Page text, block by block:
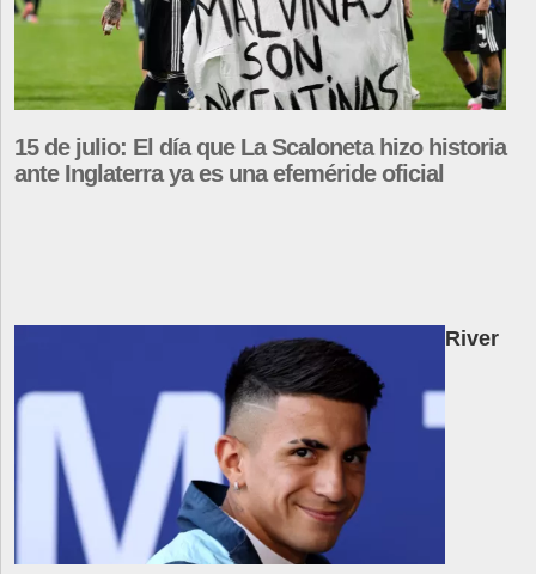
15 de julio: El día que La Scaloneta hizo historia
ante Inglaterra ya es una efeméride oficial
River